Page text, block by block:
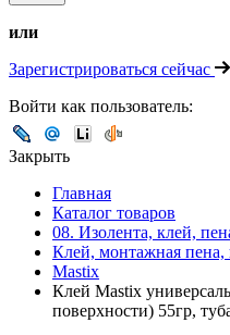
или
Зарегистрироваться сейчас
Войти как пользователь:
Закрыть
Главная
Каталог товаров
08. Изолента, клей,
Клей, монтажная пена,
Mastix
Клей Mastix
поверхности) 55гр,